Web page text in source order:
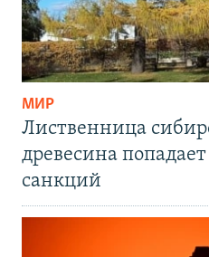
МИР
Лиственница
древесина
санкций